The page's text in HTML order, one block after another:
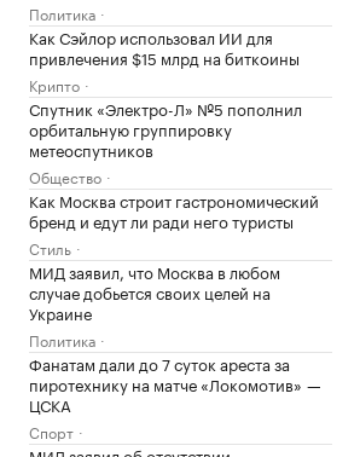
Политика
Как Сэйлор использовал ИИ для
привлечения $15 млрд на биткоины
Крипто
Спутник «Электро-Л» №5 пополнил
орбитальную группировку
метеоспутников
Общество
Как Москва строит гастрономический
бренд и едут ли ради него туристы
Стиль
МИД заявил, что Москва в любом
случае добьется своих целей на
Украине
Политика
Фанатам дали до 7 суток ареста за
пиротехнику на матче «Локомотив» —
ЦСКА
Спорт